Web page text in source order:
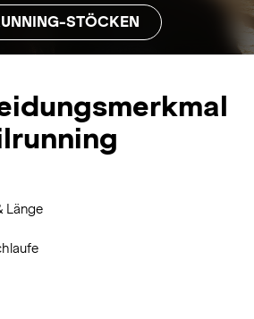
STÖCKEN
Länge